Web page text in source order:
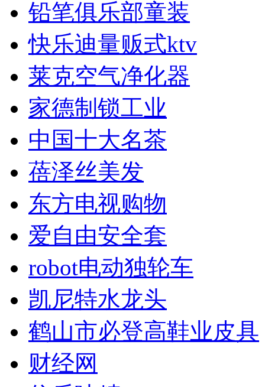
铅笔俱乐部童装
快乐迪量贩式ktv
莱克空气净化器
家德制锁工业
中国十大名茶
蓓泽丝美发
东方电视购物
爱自由安全套
robot电动独轮车
凯尼特水龙头
鹤山市必登高鞋业皮具
财经网